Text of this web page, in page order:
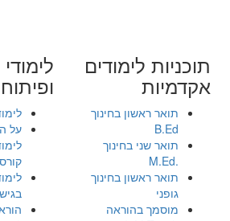
תוכניות לימודים
אקדמיות
תואר ראשון בחינוך
B.Ed
תואר שני בחינוך
.M.Ed
תואר ראשון בחינוך
גופני
מוסמך בהוראה
על